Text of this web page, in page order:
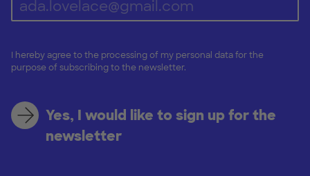
I hereby agree to the processing of my personal data for the
purpose of subscribing to the newsletter.
Yes, I would like to sign up for the
newsletter